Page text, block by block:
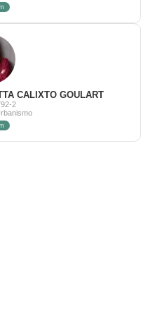
CALIXTO GOULART
2